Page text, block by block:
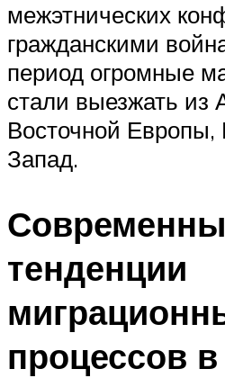
межэтнических
гражданскими
период огромные
стали выезжать из
Восточной
Запад.
тенденции
процессов